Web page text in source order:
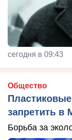
сегодня в 09:43
Общество
запретить в
Борьба за